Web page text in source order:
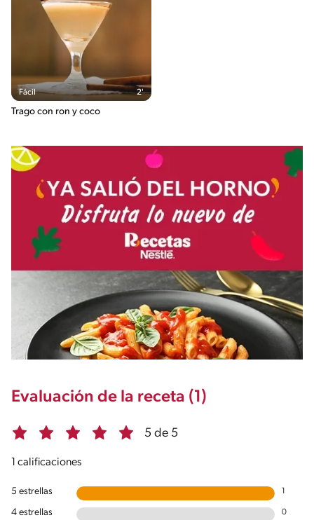
Fácil 2'
Trago con ron y coco
Evaluación de la receta (1)
5 de 5
1 calificaciones
5 estrellas
4 estrellas 0